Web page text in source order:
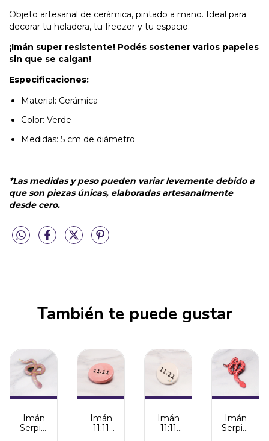
Objeto artesanal de cerámica, pintado a mano. Ideal para
decorar tu heladera, tu freezer y tu espacio.
¡Imán super resistente! Podés sostener varios papeles
sin que se caigan!
Especificaciones:
Material: Cerámica
Color: Verde
Medidas: 5 cm de diámetro
*Las medidas y peso pueden variar levemente debido a
que son piezas únicas, elaboradas artesanalmente
desde cero.
También te puede gustar
Imán
Serpiente
Imán
11:11
Imán
11:11
Imán
Serpiente